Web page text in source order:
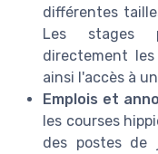
différentes
Les stages
directement
ainsi l'accès à
Emplois et
les courses
des postes de